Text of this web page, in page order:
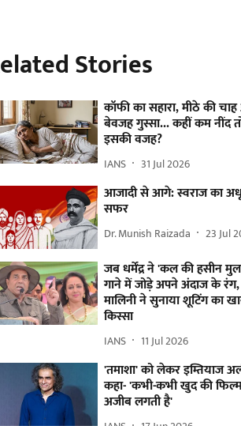
Stories
कॉफी का सहारा, मीठे की
बेवजह गुस्सा... कहीं कम नींद
इसकी वजह?
IANS 31 Jul 2026
आजादी से आगे: स्वराज का
सफर
Dr. Munish Raizada 23 Jul
जब धर्मेंद्र ने 'कल की हसीन
गाने में जोड़े अपने अंदाज के रंग,
मालिनी ने सुनाया शूटिंग का
किस्सा
IANS 11 Jul 2026
'तमाशा' को लेकर इम्तियाज
कहा- 'कभी-कभी खुद की
अजीब लगती है'